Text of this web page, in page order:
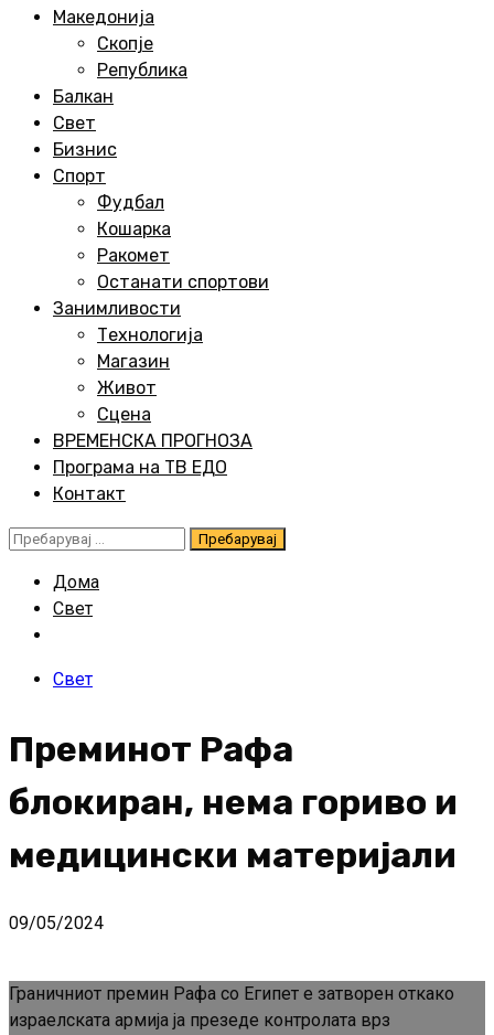
Македонија
Скопје
Република
Балкан
Свет
Бизнис
Спорт
Фудбал
Кошарка
Ракомет
Останати спортови
Занимливости
Технологија
Магазин
Живот
Сцена
ВРЕМЕНСКА ПРОГНОЗА
Програма на ТВ ЕДО
Контакт
Пребарувај
Дома
Свет
Свет
Преминот Рафа
блокиран, нема гориво и
медицински материјали
09/05/2024
Граничниот премин Рафа со Египет е затворен откако
израелската армија ја презеде контролата врз